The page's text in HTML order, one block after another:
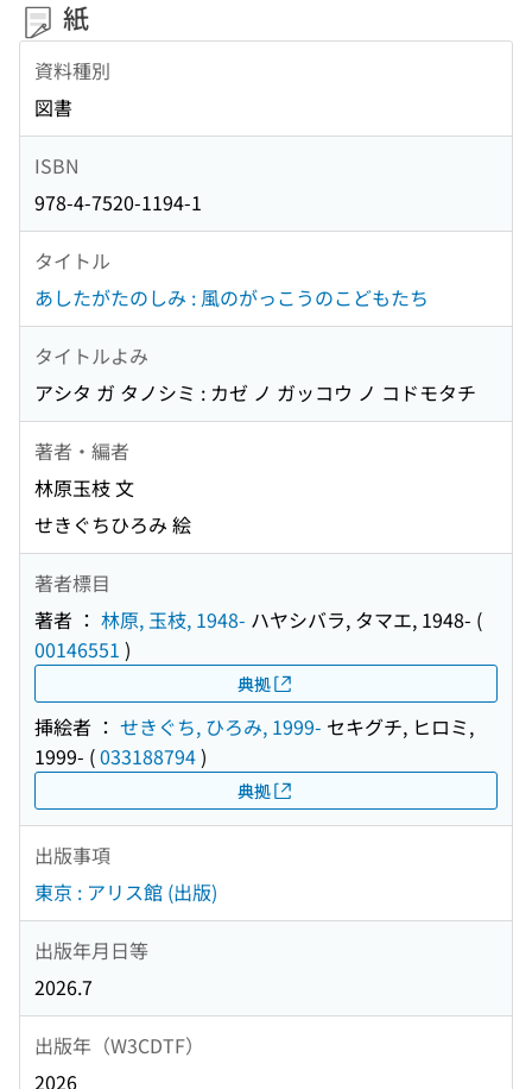
紙
資料種別
図書
ISBN
978-4-7520-1194-1
タイトル
あしたがたのしみ : 風のがっこうのこどもたち
タイトルよみ
アシタ ガ タノシミ : カゼ ノ ガッコウ ノ コドモタチ
著者・編者
林原玉枝 文
せきぐちひろみ 絵
著者標目
著者 ： 林原, 玉枝, 1948- ハヤシバラ, タマエ, 1948- (
00146551 )
典拠
挿絵者 ： せきぐち, ひろみ, 1999- セキグチ, ヒロミ,
1999- (033188794)
典拠
出版事項
東京 : アリス館 (出版)
出版年月日等
2026.7
出版年（W3CDTF）
2026